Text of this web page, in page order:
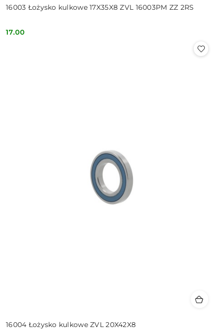
16003 Łożysko kulkowe 17X35X8 ZVL 16003PM ZZ 2RS
Cena:
17.00
16004 Łożysko kulkowe ZVL 20X42X8